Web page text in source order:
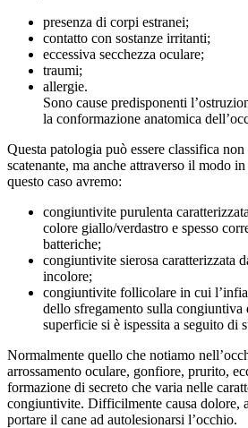
presenza di corpi estranei;
contatto con sostanze irritanti;
eccessiva secchezza oculare;
traumi;
allergie.
Sono cause predisponenti
la conformazione anatomica
Questa patologia può essere classifica
scatenante, ma anche attraverso il modo
questo caso avremo:
congiuntivite purulenta
colore giallo/verdastro e spesso
batteriche;
congiuntivite sierosa caratterizzata
incolore;
congiuntivite follicolare in cui
dello sfregamento sulla congiuntiva
superficie si è ispessita a seguito di
Normalmente quello che notiamo
arrossamento oculare, gonfiore, prurito,
formazione di secreto che varia nelle
congiuntivite. Difficilmente causa dolore,
portare il cane ad autolesionarsi l’occhio.